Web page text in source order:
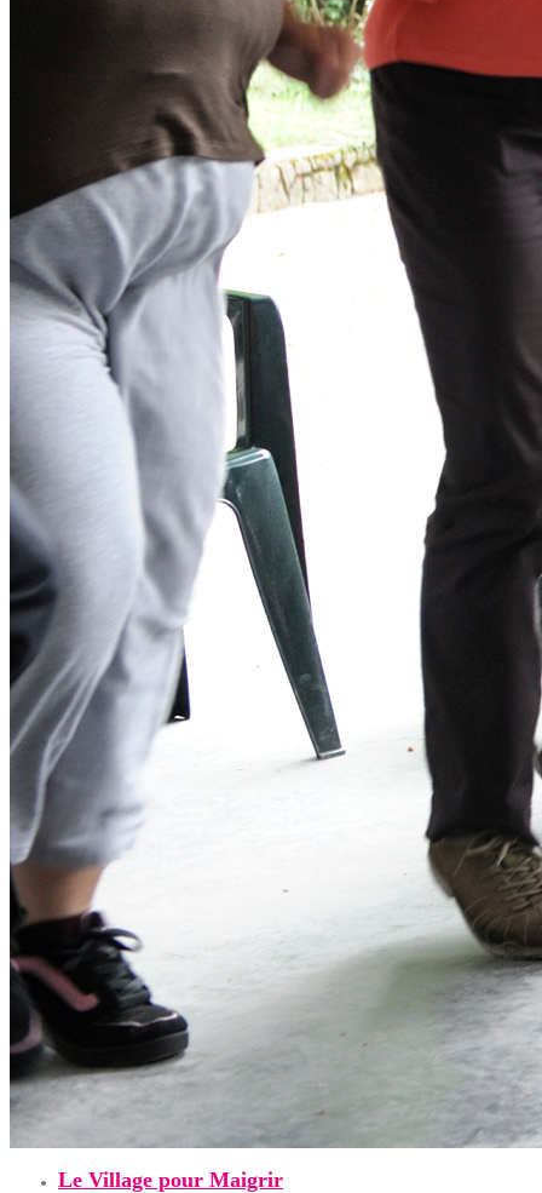
Le Village pour Maigrir